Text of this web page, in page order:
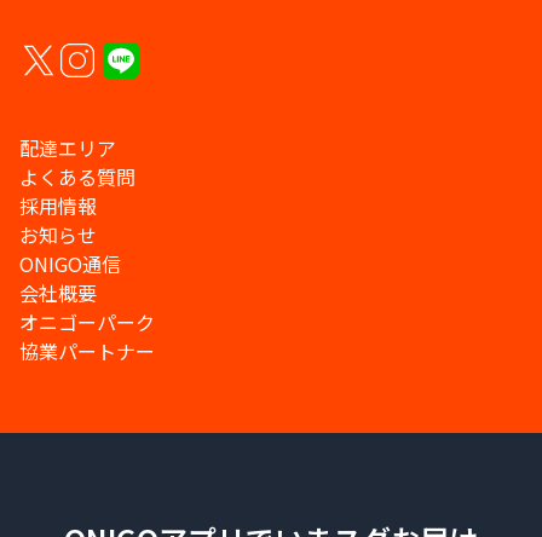
配達エリア
よくある質問
採用情報
お知らせ
ONIGO通信
会社概要
オニゴーパーク
協業パートナー